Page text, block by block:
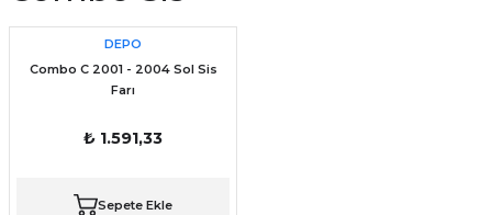
DEPO
Combo C 2001 - 2004 Sol Sis
Farı
₺ 1.591,33
Sepete Ekle